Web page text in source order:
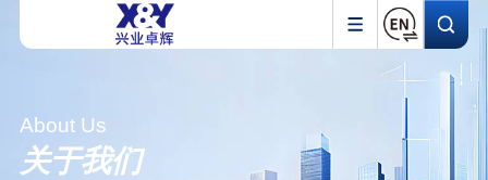
About Us
关于我们